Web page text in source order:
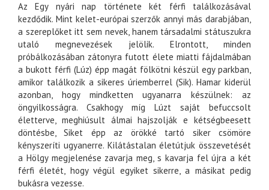
Az Egy nyári nap története két férfi találkozásával
kezdődik. Mint kelet-európai szerzők annyi más darabjában,
a szereplőket itt sem nevek, hanem társadalmi státuszukra
utaló megnevezések jelölik. Elrontott, minden
próbálkozásában zátonyra futott élete miatti fájdalmában
a bukott férfi (Lúz) épp magát fölkötni készül egy parkban,
amikor találkozik a sikeres úriemberrel (Sik). Hamar kiderül
azonban, hogy mindketten ugyanarra készülnek: az
öngyilkosságra. Csakhogy míg Lúzt saját befuccsolt
életterve, meghiúsult álmai hajszolják e kétségbeesett
döntésbe, Siket épp az örökké tartó siker csömöre
kényszeríti ugyanerre. Kilátástalan életútjuk összevetését
a Hölgy megjelenése zavarja meg, s kavarja fel újra a két
férfi életét, hogy végül egyiket sikerre, a másikat pedig
bukásra vezesse.